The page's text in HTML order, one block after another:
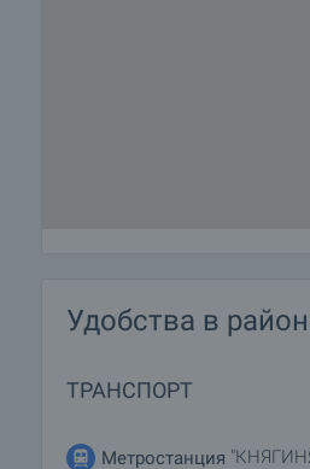
Удобства в
ТРАНСПОРТ
Метростанция